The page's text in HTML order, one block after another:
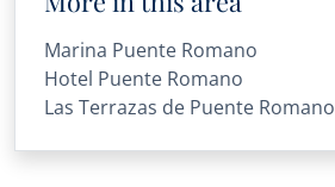
Marina Puente Romano
Hotel Puente Romano
Las Terrazas de Puente Romano